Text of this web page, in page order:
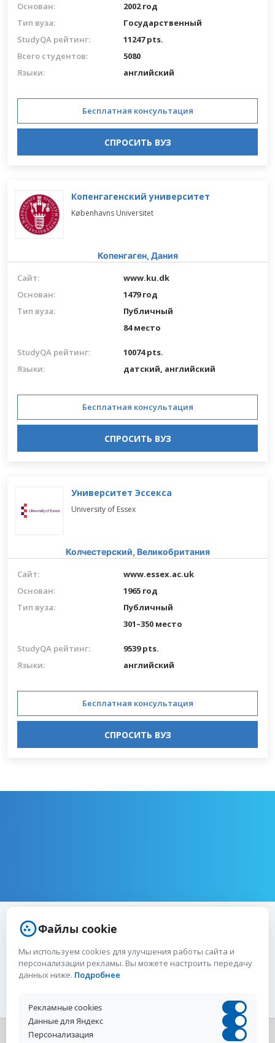
Основан:
2002 год
Тип вуза:
Государственный
StudyQA рейтинг:
11247 pts.
Всего студентов:
5080
Языки:
английский
Бесплатная консультация
СПРОСИТЬ ВУЗ
Копенгагенский университет
Københavns Universitet
Копенгаген, Дания
Сайт:
www.ku.dk
Основан:
1479 год
Тип вуза:
Публичный
84 место
StudyQA рейтинг:
10074 pts.
Языки:
датский, английский
Бесплатная консультация
СПРОСИТЬ ВУЗ
Университет Эссекса
University of Essex
Колчестерский, Великобритания
Сайт:
www.essex.ac.uk
Основан:
1965 год
Тип вуза:
Публичный
301–350 место
StudyQA рейтинг:
9539 pts.
Языки:
английский
Бесплатная консультация
СПРОСИТЬ ВУЗ
ВОЗМОЖНО, ВАС ЗАИНТЕРЕСУЕТ:
Файлы cookie
Мы используем cookies для улучшения работы сайта и
персонализации рекламы. Вы можете настроить передачу
данных ниже. Подробнее
Рекламные cookies
Данные для Яндекс
Персонализация
Условия использования Политика конфиденциальности